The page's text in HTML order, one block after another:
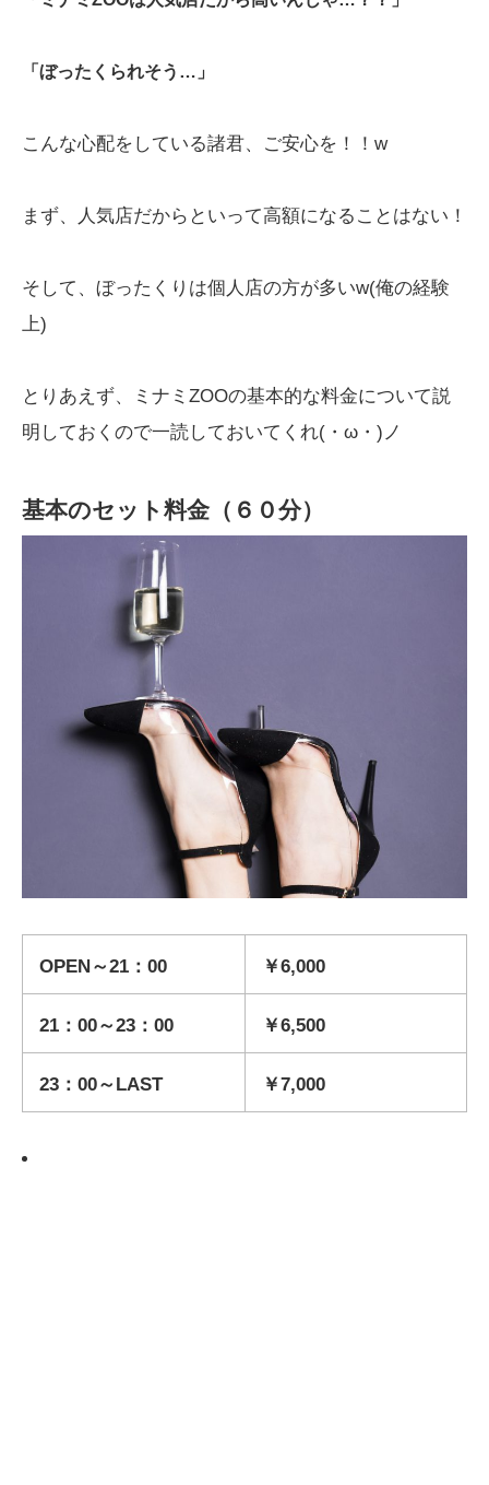
「ぼったくられそう…」
こんな心配をしている諸君、ご安心を！！w
まず、人気店だからといって高額になることはない！
そして、ぼったくりは個人店の方が多いw(俺の経験
上)
とりあえず、ミナミZOOの基本的な料金について説
明しておくので一読しておいてくれ(・ω・)ノ
基本のセット料金（６０分）
OPEN～21：00 ￥6,000
21：00～23：00 ￥6,500
23：00～LAST ￥7,000